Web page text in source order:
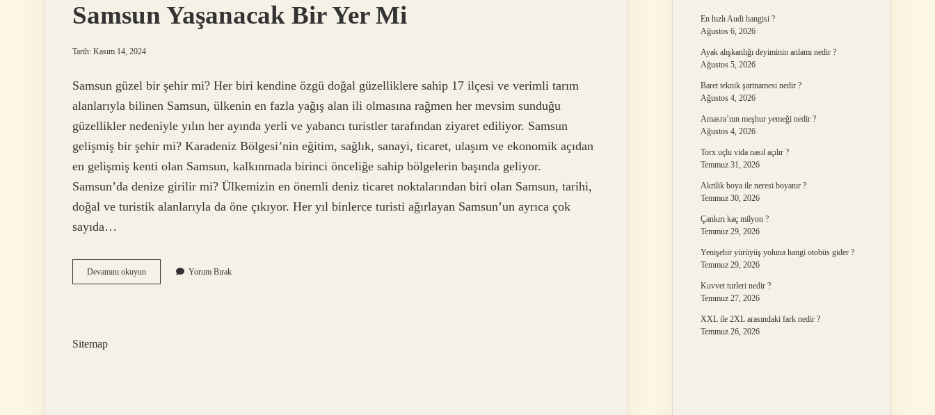
Samsun Yaşanacak Bir Yer Mi
Tarih: Kasım 14, 2024
Samsun güzel bir şehir mi? Her biri kendine özgü doğal güzelliklere sahip 17 ilçesi ve verimli tarım
alanlarıyla bilinen Samsun, ülkenin en fazla yağış alan ili olmasına rağmen her mevsim sunduğu
güzellikler nedeniyle yılın her ayında yerli ve yabancı turistler tarafından ziyaret ediliyor. Samsun
gelişmiş bir şehir mi? Karadeniz Bölgesi’nin eğitim, sağlık, sanayi, ticaret, ulaşım ve ekonomik açıdan
en gelişmiş kenti olan Samsun, kalkınmada birinci önceliğe sahip bölgelerin başında geliyor.
Samsun’da denize girilir mi? Ülkemizin en önemli deniz ticaret noktalarından biri olan Samsun, tarihi,
doğal ve turistik alanlarıyla da öne çıkıyor. Her yıl binlerce turisti ağırlayan Samsun’un ayrıca çok
sayıda…
Devamını okuyunSamsun
Yaşanacak
Yorum Bırak
Sitemap
En hızlı Audi hangisi ?
Ağustos 6, 2026
Ayak alışkanlığı deyiminin anlamı nedir ?
Ağustos 5, 2026
Baret teknik şartnamesi nedir ?
Ağustos 4, 2026
Amasra’nın meşhur yemeği nedir ?
Ağustos 4, 2026
Torx uçlu vida nasıl açılır ?
Temmuz 31, 2026
Akrilik boya ile neresi boyanır ?
Temmuz 30, 2026
Çankırı kaç milyon ?
Temmuz 29, 2026
Yenişehir yürüyüş yoluna hangi otobüs gider ?
Temmuz 29, 2026
Kuvvet turleri nedir ?
Temmuz 27, 2026
XXL ile 2XL arasındaki fark nedir ?
Temmuz 26, 2026